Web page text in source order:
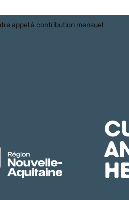
appel à contribution mensuel